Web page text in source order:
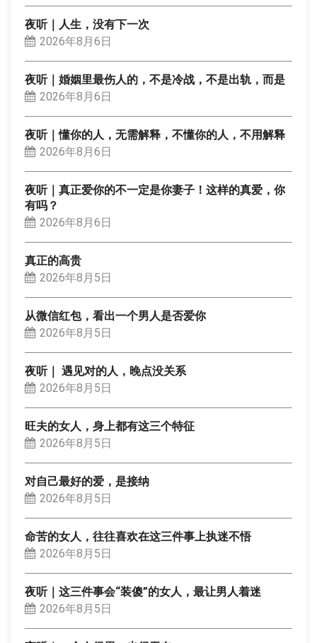
夜听｜人生，没有下一次
2026年8月6日
夜听｜婚姻里最伤人的，不是冷战，不是出轨，而是
2026年8月6日
夜听｜懂你的人，无需解释，不懂你的人，不用解释
2026年8月6日
夜听｜真正爱你的不一定是你妻子！这样的真爱，你
有吗？
2026年8月6日
真正的高贵
2026年8月5日
从微信红包，看出一个男人是否爱你
2026年8月5日
夜听｜ 遇见对的人，晚点没关系
2026年8月5日
旺夫的女人，身上都有这三个特征
2026年8月5日
对自己最好的爱，是接纳
2026年8月5日
命苦的女人，往往喜欢在这三件事上执迷不悟
2026年8月5日
夜听｜这三件事会“装傻”的女人，最让男人着迷
2026年8月5日